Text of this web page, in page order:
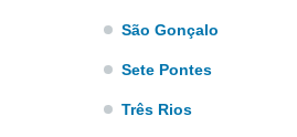
São Gonçalo
Sete Pontes
Três Rios